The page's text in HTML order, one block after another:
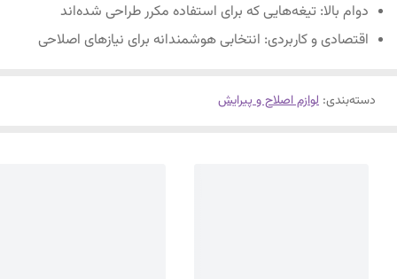
دوام بالا: تیغه‌هایی که برای استفاده مکرر طراحی شده‌اند
اقتصادی و کاربردی: انتخابی هوشمندانه برای نیازهای اصلاحی
دسته‌بندی: لوازم اصلاح و پیرایش